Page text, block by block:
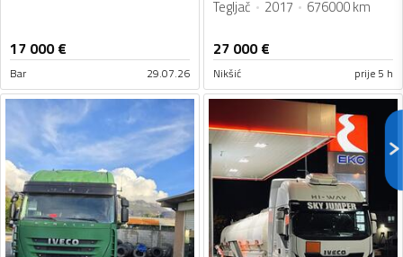
17 000€
Bar 29.07.26
Tegljač 2017 676000 km
27 000€
Nikšić prije 5 h